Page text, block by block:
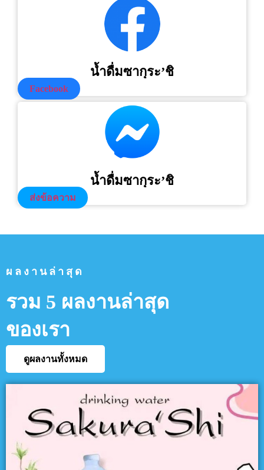
น้ำดื่มซากุระ’ชิ
Facebook
น้ำดื่มซากุระ’ชิ
ส่งข้อความ
ผลงานล่าสุด
รวม 5 ผลงานล่าสุด
ของเรา
ดูผลงานทั้งหมด